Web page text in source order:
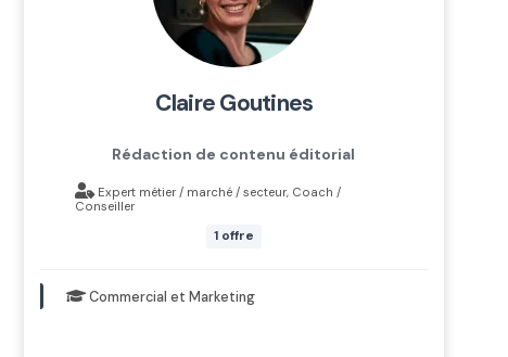
claire goutines
Rédaction de contenu éditorial
Expert métier / marché / secteur, Coach /
Conseiller
1 offre
Commercial et Marketing